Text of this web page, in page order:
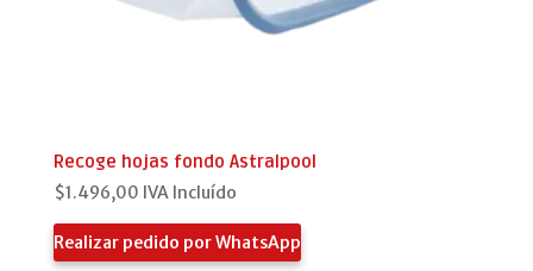
Recoge hojas fondo Astralpool
$1.496,00 IVA Incluído
Realizar pedido por WhatsApp